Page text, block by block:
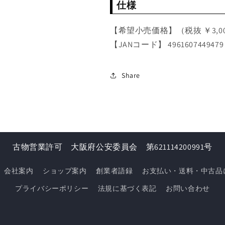
仕様
【希望小売価格】（税抜 ￥
【JANコード】
4961607449479
Share
古物営業許可 大阪府公安委員会 第621114200991号
会社案内 ショップ案内 創業者語録
お支払い・送料・中古品
プライバシーポリシー
法規に基づく表記 お問い合わせ